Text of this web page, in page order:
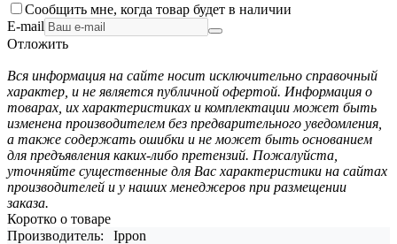
Сообщить мне, когда товар будет в наличии
E-mail
Отложить
Вся информация на сайте носит исключительно справочный
характер, и не является публичной офертой. Информация о
товарах, их характеристиках и комплектации может быть
изменена производителем без предварительного уведомления,
а также содержать ошибки и не может быть основанием
для предъявления каких-либо претензий. Пожалуйста,
уточняйте существенные для Вас характеристики на сайтах
производителей и у наших менеджеров при размещении
заказа.
Коротко о товаре
Производитель:
Ippon